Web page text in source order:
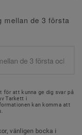
mellan de 3 första
för att kunna ge dig svar på
Tarkett i
kan komma att
vänligen bocka i